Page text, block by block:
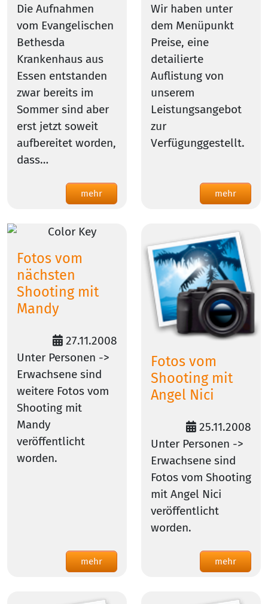
Die Aufnahmen
vom Evangelischen
Bethesda
Krankenhaus aus
Essen entstanden
zwar bereits im
Sommer sind aber
erst jetzt soweit
aufbereitet worden,
dass…
mehr
Wir haben unter
dem Menüpunkt
Preise, eine
detailierte
Auflistung von
unserem
Leistungsangebot
zur
Verfügunggestellt.
mehr
Fotos vom
nächsten
Shooting mit
Mandy
27.11.2008
Unter Personen ->
Erwachsene sind
weitere Fotos vom
Shooting mit
Mandy
veröffentlicht
worden.
mehr
Fotos vom
Shooting mit
Angel Nici
25.11.2008
Unter Personen ->
Erwachsene sind
Fotos vom Shooting
mit Angel Nici
veröffentlicht
worden.
mehr